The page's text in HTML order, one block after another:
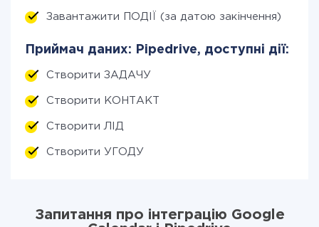
Завантажити ПОДІЇ (за датою закінчення)
Приймач даних: Pipedrive, доступні дії:
Створити ЗАДАЧУ
Створити КОНТАКТ
Створити ЛІД
Створити УГОДУ
Запитання про інтеграцію Google